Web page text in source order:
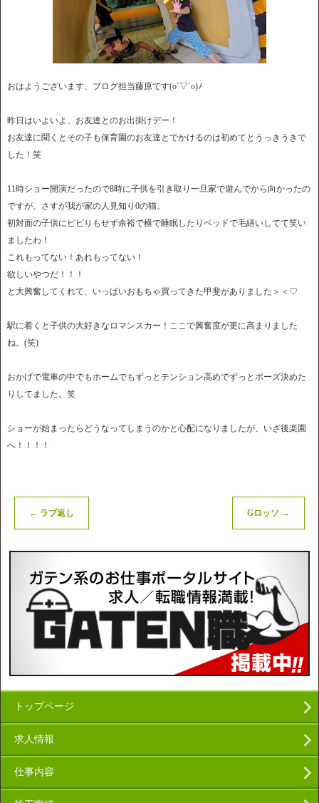
おはようございます、ブログ担当藤原です(o´▽`o)ﾉ
昨日はいよいよ、お友達とのお出掛けデー！
お友達に聞くとその子も保育園のお友達とでかけるのは初めてとうっきうきで
した！笑
11時ショー開演だったので8時に子供を引き取り一旦家で遊んでから向かったの
ですが、さすが我が家の人見知り0の猫。
初対面の子供にビビりもせず余裕で横で睡眠したりベッドで毛繕いしてて笑い
ましたわ！
これもってない！あれもってない！
欲しいやつだ！！！
と大興奮してくれて、いっぱいおもちゃ買ってきた甲斐がありました＞＜♡
駅に着くと子供の大好きなロマンスカー！ここで興奮度が更に高まりました
ね。(笑)
おかげで電車の中でもホームでもずっとテンション高めでずっとポーズ決めた
りしてました。笑
ショーが始まったらどうなってしまうのかと心配になりましたが、いざ後楽園
へ！！！！
← ラブ返し Gロッソ →
トップページ
求人情報
仕事内容